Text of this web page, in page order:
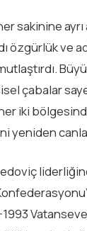
sakinine
özgürlük ve
çabalar
her iki
yeniden
1993